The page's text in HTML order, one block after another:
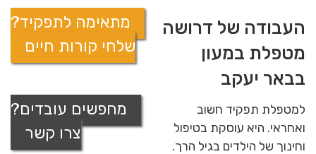
מתאימה לתפקיד?
שלחי קורות חיים
מחפשים עובדים?
צרו קשר
העבודה של דרושה
מטפלת במעון
בבאר יעקב
למטפלת תפקיד חשוב
ואחראי. היא עוסקת בטיפול
וחינוך של הילדים בגיל הרך.